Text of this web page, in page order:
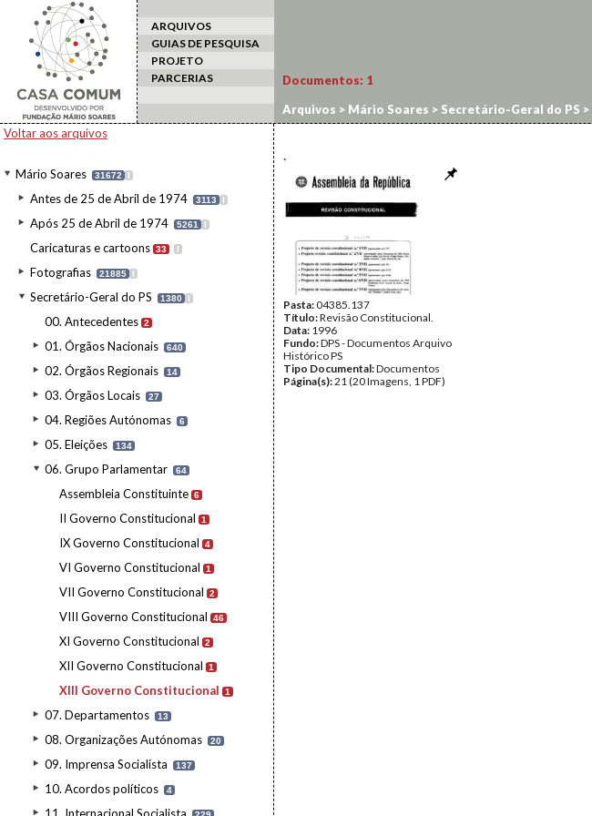
ARQUIVOS
GUIAS DE PESQUISA
PROJETO
PARCERIAS
Voltar aos arquivos
Mário Soares 31672 I
Antes de 25 de Abril de 1974 3113 I
Após 25 de Abril de 1974 5261 I
Caricaturas e cartoons 33 I
Fotografias 21885 I
Secretário-Geral do PS 1380 I
00. Antecedentes 2
01. Órgãos Nacionais 640
02. Órgãos Regionais 14
03. Órgãos Locais 27
04. Regiões Autónomas 6
05. Eleições 134
06. Grupo Parlamentar 64
Assembleia Constituinte 6
II Governo Constitucional 1
IX Governo Constitucional 4
VI Governo Constitucional 1
VII Governo Constitucional 2
VIII Governo Constitucional 46
XI Governo Constitucional 2
XII Governo Constitucional 1
XIII Governo Constitucional 1
07. Departamentos 13
08. Organizações Autónomas 20
09. Imprensa Socialista 137
10. Acordos políticos 4
Documentos: 1
Arquivos > Mário Soares > Secretário-Geral do PS >
Pasta:04385.137
Título:Revisão Constitucional.
Data: 1996
Fundo:DPS - Documentos Arquivo
Histórico PS
Tipo Documental:Documentos
Página(s):21 (20 Imagens, 1 PDF)